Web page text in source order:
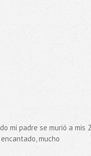
padre se murió a mis
mucho